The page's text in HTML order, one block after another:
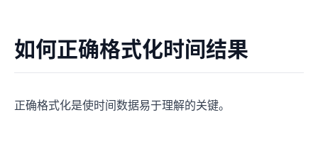
如何正确格式化时间结果
正确格式化是使时间数据易于理解的关键。